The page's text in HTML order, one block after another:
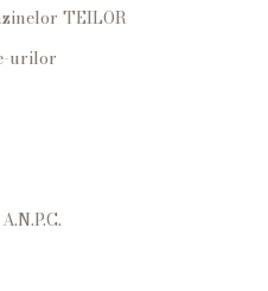
TEILOR
urilor